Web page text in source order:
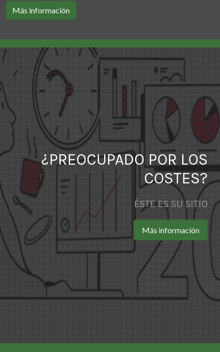
Más información
¿PREOCUPADO POR LOS
COSTES?
ÉSTE ES SU SITIO
Más información